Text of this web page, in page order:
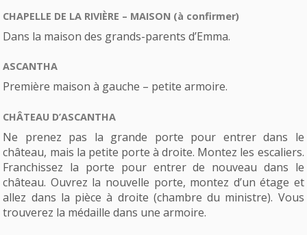
CHAPELLE DE LA RIVIÈRE – MAISON (à confirmer)
Dans la maison des grands-parents d’Emma.
ASCANTHA
Première maison à gauche – petite armoire.
CHÂTEAU D’ASCANTHA
Ne prenez pas la grande porte pour entrer dans le
château, mais la petite porte à droite. Montez les escaliers.
Franchissez la porte pour entrer de nouveau dans le
château. Ouvrez la nouvelle porte, montez d’un étage et
allez dans la pièce à droite (chambre du ministre). Vous
trouverez la médaille dans une armoire.